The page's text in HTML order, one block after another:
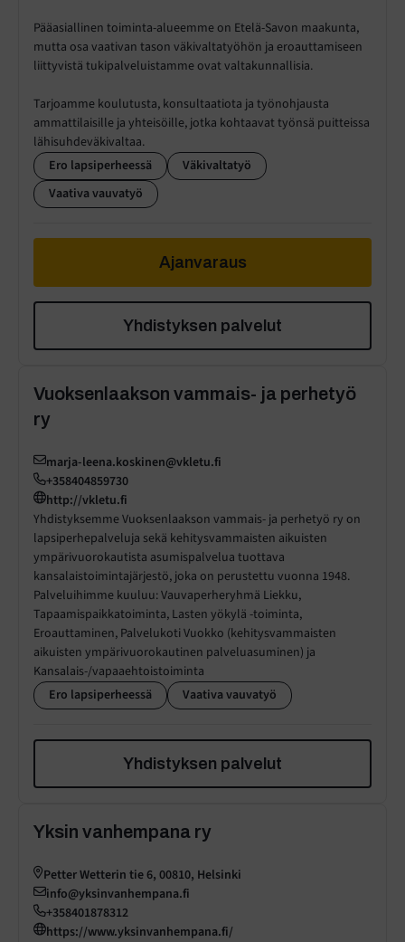
Pääasiallinen toiminta-alueemme on Etelä-Savon maakunta,
mutta osa vaativan tason väkivaltatyöhön ja eroauttamiseen
liittyvistä tukipalveluistamme ovat valtakunnallisia.
Tarjoamme koulutusta, konsultaatiota ja työnohjausta
ammattilaisille ja yhteisöille, jotka kohtaavat työnsä puitteissa
lähisuhdeväkivaltaa.
Ero lapsiperheessä
Väkivaltatyö
Vaativa vauvatyö
Ajanvaraus
Yhdistyksen palvelut
Vuoksenlaakson vammais- ja perhetyö
ry
marja-leena.koskinen@vkletu.fi
+358404859730
http://vkletu.fi
Yhdistyksemme Vuoksenlaakson vammais- ja perhetyö ry on
lapsiperhepalveluja sekä kehitysvammaisten aikuisten
ympärivuorokautista asumispalvelua tuottava
kansalaistoimintajärjestö, joka on perustettu vuonna 1948.
Palveluihimme kuuluu: Vauvaperheryhmä Liekku,
Tapaamispaikkatoiminta, Lasten yökylä -toiminta,
Eroauttaminen, Palvelukoti Vuokko (kehitysvammaisten
aikuisten ympärivuorokautinen palveluasuminen) ja
Kansalais-/vapaaehtoistoiminta
Ero lapsiperheessä
Vaativa vauvatyö
Yhdistyksen palvelut
Yksin vanhempana ry
Petter Wetterin tie 6, 00810, Helsinki
info@yksinvanhempana.fi
+358401878312
https://www.yksinvanhempana.fi/